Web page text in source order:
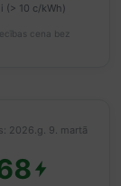
(> 10 c/kWh)
cena bez
2026.g. 9. martā